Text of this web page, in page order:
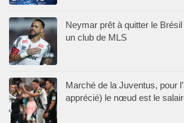
Neymar prêt à quitter le
un club de MLS
Marché de la Juventus, pour
apprécié) le nœud est le